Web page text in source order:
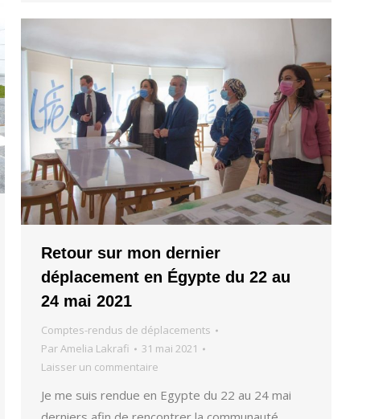
Retour sur mon dernier
déplacement en Égypte du 22 au
24 mai 2021
Comptes-rendus de déplacements
ParAmelia Lakrafi
31 mai 2021
Laisser un commentaire
Je me suis rendue en Egypte du 22 au 24 mai